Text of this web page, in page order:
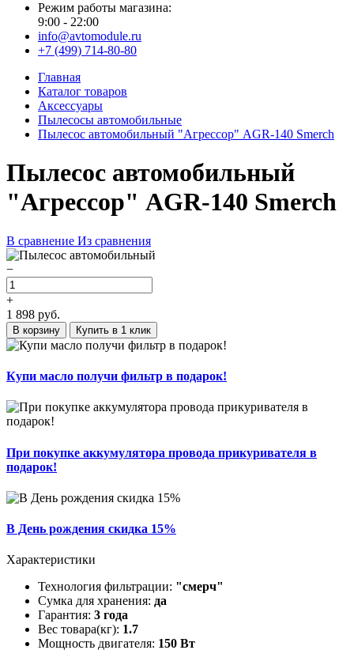
Режим работы магазина:
9:00 - 22:00
info@avtomodule.ru
+7 (499) 714-80-80
Главная
Каталог товаров
Аксессуары
Пылесосы автомобильные
Пылесос автомобильный "Агрессор" AGR-140 Smerch
Пылесос автомобильный
"Агрессор" AGR-140 Smerch
В сравнение Из сравнения
−
+
1 898 руб.
В корзину Купить в 1 клик
Купи масло получи фильтр в подарок!
При покупке аккумулятора провода прикуривателя в
подарок!
В День рождения скидка 15%
Характеристики
Технология фильтрации: "смерч"
Сумка для хранения: да
Гарантия: 3 года
Вес товара(кг): 1.7
Мощность двигателя: 150 Вт